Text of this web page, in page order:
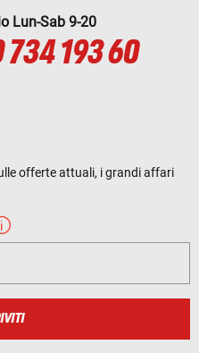
Lun-Sab 9-20
193 60
offerte attuali, i grandi affari